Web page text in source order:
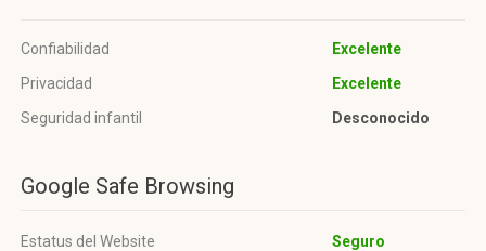
Confiabilidad
Excelente
Privacidad
Excelente
Seguridad infantil
Desconocido
Google Safe Browsing
Estatus del Website Seguro